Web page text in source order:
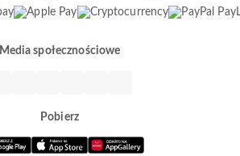
Media społecznościowe
Pobierz